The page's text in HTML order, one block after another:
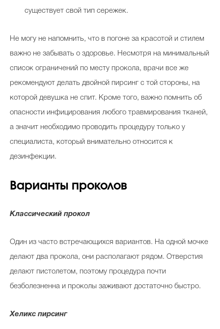
существует свой тип сережек.
Не могу не напомнить, что в погоне за красотой и стилем
важно не забывать о здоровье. Несмотря на минимальный
список ограничений по месту прокола, врачи все же
рекомендуют делать двойной пирсинг с той стороны, на
которой девушка не спит. Кроме того, важно помнить об
опасности инфицирования любого травмирования тканей,
а значит необходимо проводить процедуру только у
специалиста, который внимательно относится к
дезинфекции.
Варианты проколов
Классический прокол
Один из часто встречающихся вариантов. На одной мочке
делают два прокола, они располагают рядом. Отверстия
делают пистолетом, поэтому процедура почти
безболезненна и проколы заживают достаточно быстро.
Хеликс пирсинг